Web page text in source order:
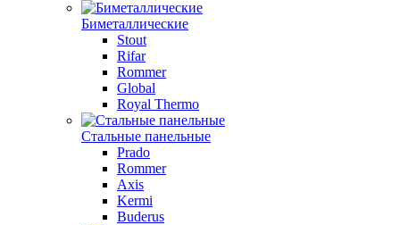
Биметаллические
Stout
Rifar
Rommer
Global
Royal Thermo
Стальные панельные
Prado
Rommer
Axis
Kermi
Buderus